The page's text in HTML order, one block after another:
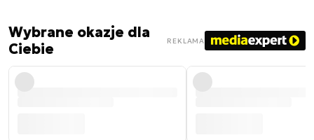
Wybrane okazje dla
Ciebie
REKLAMA